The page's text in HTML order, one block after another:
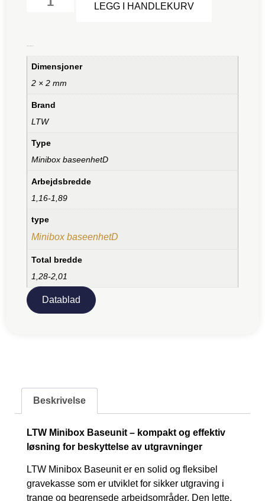
LEGG I HANDLEKURV
Dimensjoner
2 × 2 mm
Brand
LTW
Type
Minibox baseenhetD
Arbejdsbredde
1,16-1,89
type
Minibox baseenhetD
Total bredde
1,28-2,01
Datablad
Beskrivelse
LTW Minibox Baseunit – kompakt og effektiv
løsning for beskyttelse av utgravninger
LTW Minibox Baseunit er en solid og fleksibel
gravekasse som er utviklet for sikker utgraving i
trange og begrensede arbeidsområder. Den lette,